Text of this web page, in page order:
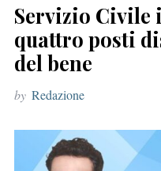
c
h
f
o
r
Servizio Civile
quattro posti
del bene
by Redazione